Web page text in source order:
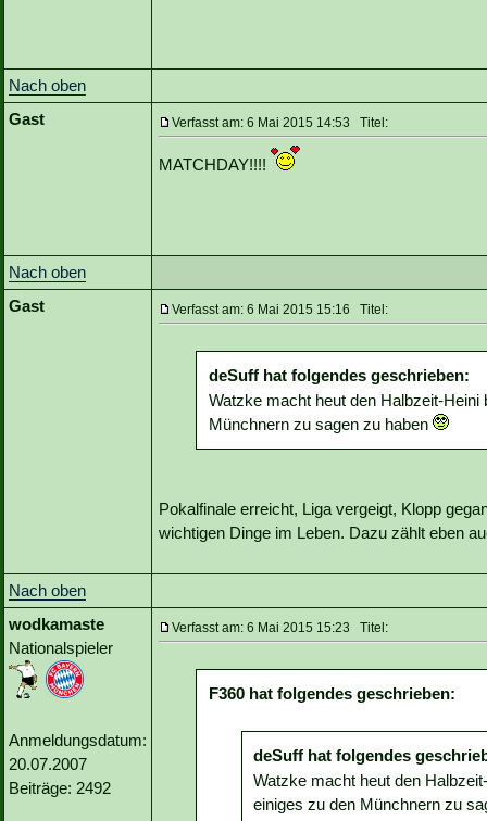
Nach oben
Gast
Verfasst am: 6 Mai 2015 14:53 Titel:
MATCHDAY!!!!
Nach oben
Gast
Verfasst am: 6 Mai 2015 15:16 Titel:
deSuff hat folgendes geschrieben:
Watzke macht heut den Halbzeit-
Münchnern zu sagen zu haben
Pokalfinale erreicht, Liga vergeigt, Klopp
wichtigen Dinge im Leben. Dazu zählt eben
Nach oben
wodkamaste
Nationalspieler
Anmeldungsdatum:
20.07.2007
Beiträge: 2492
Verfasst am: 6 Mai 2015 15:23 Titel:
F360 hat folgendes geschrieben:
deSuff hat folgendes
Watzke macht heut den
einiges zu den Münchnern zu